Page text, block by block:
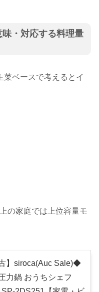
・対応する料理量
菜ベースで考えるとイ
の家庭では上位容量モ
古】siroca(Auc Sale)◆
力鍋 おうちシェフ